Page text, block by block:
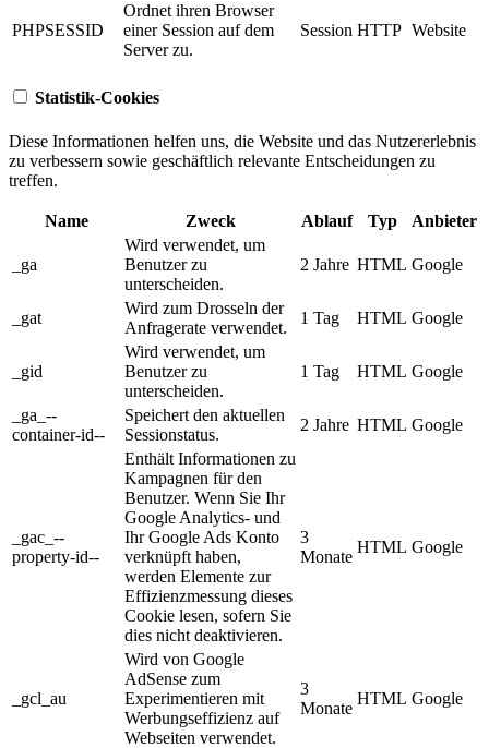
PHPSESSID
Ordnet ihren Browser
einer Session auf dem
Server zu.
Session HTTP Website
Statistik-Cookies
Diese Informationen helfen uns, die Website und das Nutzererlebnis
zu verbessern sowie geschäftlich relevante Entscheidungen zu
treffen.
Name Zweck Ablauf Typ Anbieter
_ga
Wird verwendet, um
Benutzer zu
unterscheiden.
2 Jahre HTML Google
_gat
Wird zum Drosseln der
Anfragerate verwendet.
1 Tag HTML Google
_gid
Wird verwendet, um
Benutzer zu
unterscheiden.
1 Tag HTML Google
_ga_--
container-id--
Speichert den aktuellen
Sessionstatus.
2 Jahre HTML Google
_gac_--
property-id--
Enthält Informationen zu
Kampagnen für den
Benutzer. Wenn Sie Ihr
Google Analytics- und
Ihr Google Ads Konto
verknüpft haben,
werden Elemente zur
Effizienzmessung dieses
Cookie lesen, sofern Sie
dies nicht deaktivieren.
3
Monate
HTML Google
_gcl_au
Wird von Google
AdSense zum
Experimentieren mit
Werbungseffizienz auf
Webseiten verwendet.
3
Monate
HTML Google